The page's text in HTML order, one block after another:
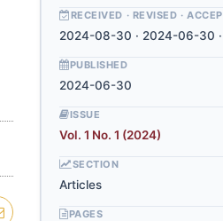
RECEIVED · REVISED ·
2024-08-30 · 2024-06-30
PUBLISHED
2024-06-30
ISSUE
Vol. 1 No. 1 (2024)
SECTION
Articles
PAGES